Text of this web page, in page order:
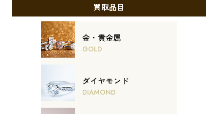
買取品目
金・貴金属
GOLD
ダイヤモンド
DIAMOND